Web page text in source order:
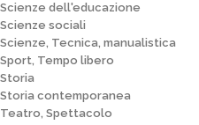
Scienze dell'educazione
Scienze sociali
Scienze, Tecnica, manualistica
Sport, Tempo libero
Storia
Storia contemporanea
Teatro, Spettacolo